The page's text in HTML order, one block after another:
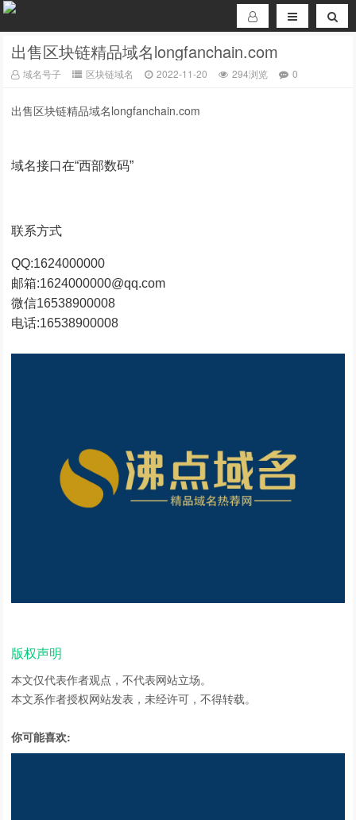
出售区块链精品域名longfanchain.com
域名号子 区块链域名 2022-11-20 294浏览 0
出售区块链精品域名longfanchain.com
域名接口在“西部数码”
联系方式
QQ:1624000000
邮箱:1624000000@qq.com
微信16538900008
电话:16538900008
版权声明
本文仅代表作者观点，不代表网站立场。
本文系作者授权网站发表，未经许可，不得转载。
你可能喜欢: